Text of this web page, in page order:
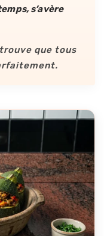
s’avère
que tous